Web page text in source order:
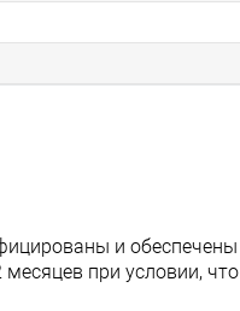
и обеспечены
при условии, что